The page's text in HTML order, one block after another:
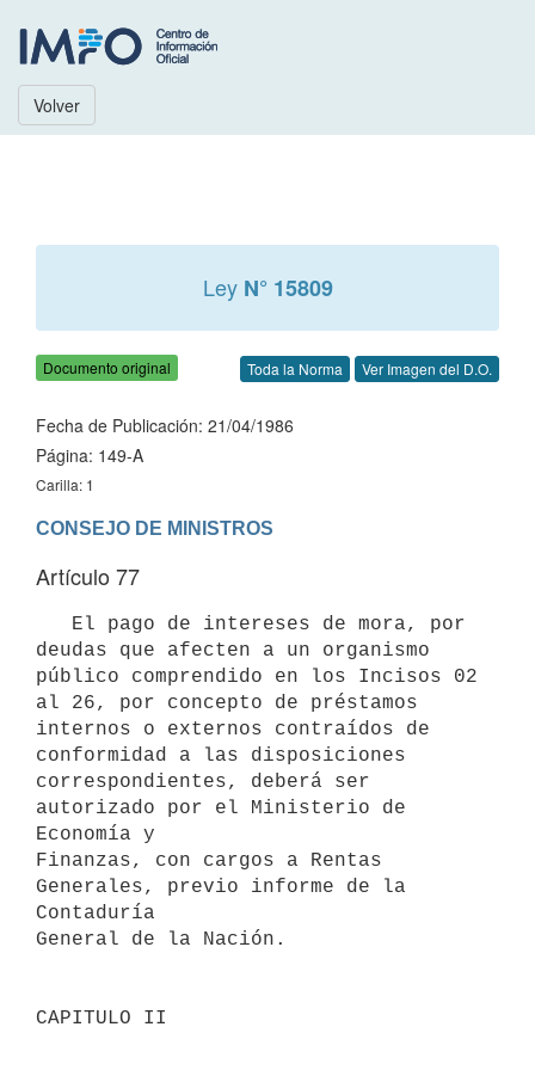
Volver
Ley N° 15809
Documento original Toda la Norma Ver Imagen del D.O.
Fecha de Publicación: 21/04/1986
Página: 149-A
Carilla: 1
CONSEJO DE MINISTROS
Artículo 77
deudas que afecten a un organismo
público comprendido en los Incisos 02
al 26, por concepto de préstamos
internos o externos contraídos de
conformidad a las disposiciones
correspondientes, deberá ser
autorizado por el Ministerio de
Economía y
Finanzas, con cargos a Rentas
Generales, previo informe de la
Contaduría
General de la Nación.
CAPITULO II